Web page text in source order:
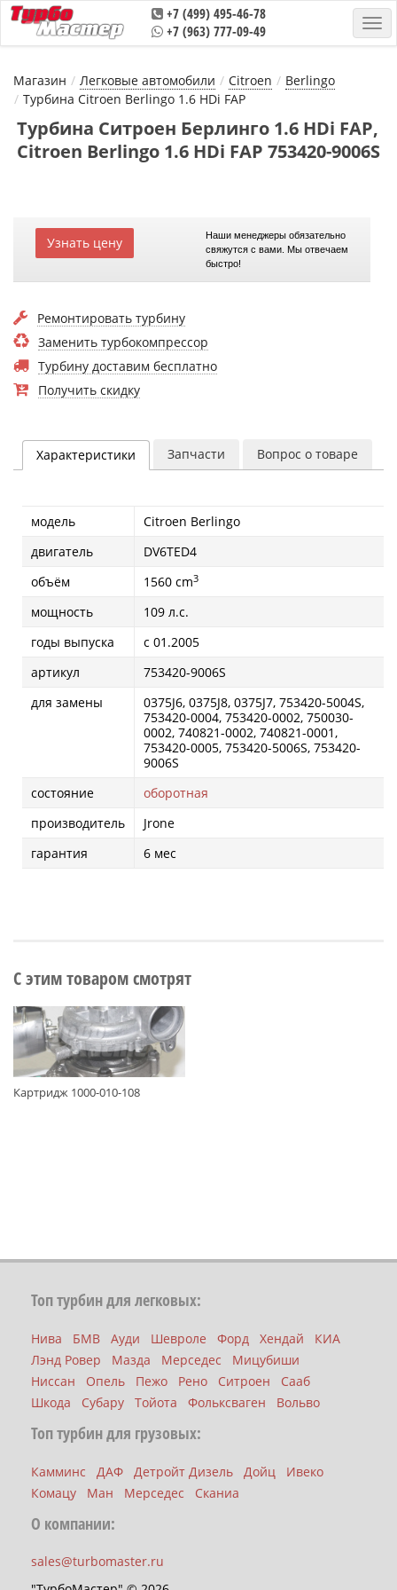
+7 (499) 495-46-78
+7 (963) 777-09-49
Магазин Легковые автомобили Citroen
Berlingo
Турбина Citroen Berlingo 1.6 HDi FAP
Турбина Ситроен Берлинго 1.6 HDi FAP,
Citroen Berlingo 1.6 HDi FAP 753420-9006S
Узнать цену
Наши менеджеры обязательно
свяжутся с вами. Мы отвечаем
быстро!
Ремонтировать турбину
Заменить турбокомпрессор
Турбину доставим бесплатно
Получить скидку
Характеристики Запчасти Вопрос о товаре
модель
Citroen Berlingo
двигатель
DV6TED4
объём
1560 cm3
мощность
109 л.с.
годы выпуска
с 01.2005
артикул
753420-9006S
для замены
0375J6, 0375J8, 0375J7, 753420-5004S,
753420-0004, 753420-0002, 750030-
0002, 740821-0002, 740821-0001,
753420-0005, 753420-5006S, 753420-
9006S
состояние
оборотная
производитель
Jrone
гарантия
6 мес
С этим товаром смотрят
Картридж 1000-010-108
Топ турбин для легковых:
Нива БМВ Ауди Шевроле Форд Хендай
КИА
Лэнд Ровер
Мазда Мерседес
Мицубиши
Ниссан
Опель Пежо Рено Ситроен
Сааб
Шкода
Субару Тойота Фольксваген Вольво
Топ турбин для грузовых:
Камминс ДАФ Детройт Дизель Дойц
Ивеко
Комацу
Ман Мерседес Сканиа
О компании:
sales@turbomaster.ru